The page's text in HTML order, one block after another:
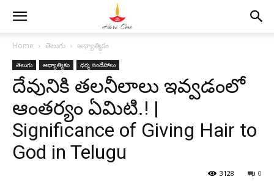
Home తెలుగు ఆధ్యాత్మికం
తెలుగు ఆధ్యాత్మికం ధర్మ సందేహాలు
దేవునికి తలనీలాలు ఇవ్వడంలో
ఆంతర్యం ఏమిటి.! |
Significance of Giving Hair to
God in Telugu
0
3128